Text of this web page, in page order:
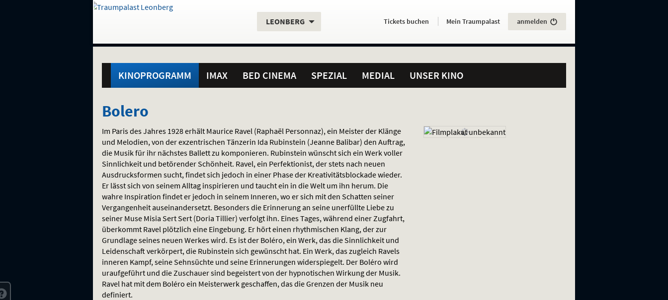
direkt
Inhalt
Menü
und
Gehe
Standortauswahl
Aktueller
LEONBERG. Servicefunktionen
Aktuelles
HierTickets buchen . Mein Traumpalast anmelden
KINOPROGRAMM IMAX BED CINEMA SPEZIAL MEDIAL UNSER KINO
Bolero
Bolero
Im Paris des Jahres 1928 erhält Maurice Ravel (Raphaël Personnaz), ein Meister der Klänge
und Melodien, von der exzentrischen Tänzerin Ida Rubinstein (Jeanne Balibar) den Auftrag,
die Musik für ihr nächstes Ballett zu komponieren. Rubinstein wünscht sich ein Werk voller
Sinnlichkeit und betörender Schönheit. Ravel, ein Perfektionist, der stets nach neuen
Ausdrucksformen sucht, findet sich jedoch in einer Phase der Kreativitätsblockade wieder.
Er lässt sich von seinem Alltag inspirieren und taucht ein in die Welt um ihn herum. Die
wahre Inspiration findet er jedoch in seinem Inneren, wo er sich mit den Schatten seiner
Vergangenheit auseinandersetzt. Besonders die Erinnerung an seine unerfüllte Liebe zu
seiner Muse Misia Sert Sert (Doria Tillier) verfolgt ihn. Eines Tages, während einer Zugfahrt,
überkommt Ravel plötzlich eine Eingebung. Er hört einen rhythmischen Klang, der zur
Grundlage seines neuen Werkes wird. Es ist der Boléro, ein Werk, das die Sinnlichkeit und
Leidenschaft verkörpert, die Rubinstein sich gewünscht hat. Ein Werk, das zugleich Ravels
inneren Kampf, seine Sehnsüchte und seine Erinnerungen widerspiegelt. Der Boléro wird
uraufgeführt und die Zuschauer sind begeistert von der hypnotischen Wirkung der Musik.
Ravel hat mit dem Boléro ein Meisterwerk geschaffen, das die Grenzen der Musik neu
definiert.